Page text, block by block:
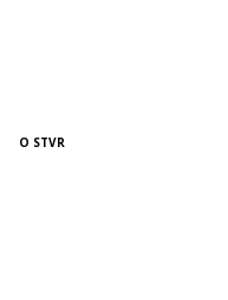
O STVR